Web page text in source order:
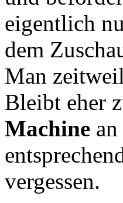
eigentlich
dem
Man
Bleibt eher
Machine
vergessen.